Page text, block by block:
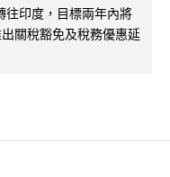
印度，目標兩年內將
關稅豁免及稅務優惠延